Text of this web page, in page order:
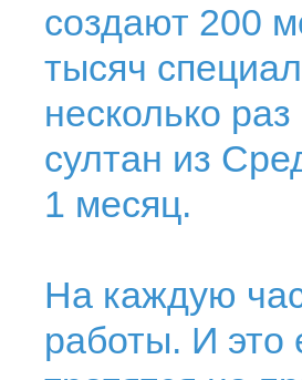
создают 200
тысяч
несколько
султан из
1 месяц.
На каждую
работы. И это